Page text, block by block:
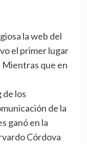
la web del
el primer lugar
Mientras que en
los
de la
ganó en la
Córdova